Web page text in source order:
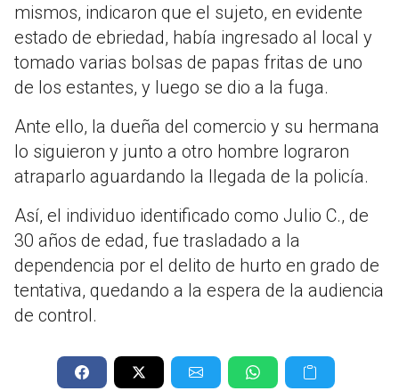
mismos, indicaron que el sujeto, en evidente
estado de ebriedad, había ingresado al local y
tomado varias bolsas de papas fritas de uno
de los estantes, y luego se dio a la fuga.
Ante ello, la dueña del comercio y su hermana
lo siguieron y junto a otro hombre lograron
atraparlo aguardando la llegada de la policía.
Así, el individuo identificado como Julio C., de
30 años de edad, fue trasladado a la
dependencia por el delito de hurto en grado de
tentativa, quedando a la espera de la audiencia
de control.